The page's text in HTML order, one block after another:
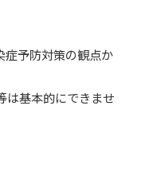
予防対策の観点か
は基本的にできませ